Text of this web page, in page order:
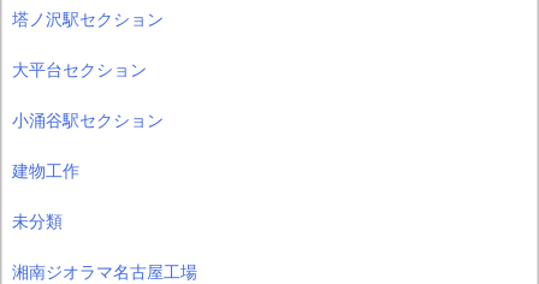
塔ノ沢駅セクション
大平台セクション
小涌谷駅セクション
建物工作
未分類
湘南ジオラマ名古屋工場